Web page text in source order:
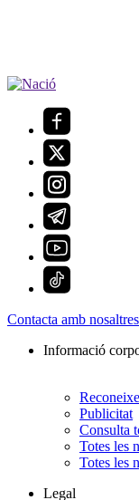
Contacta amb nosaltres
Informació
Publicitat
Consulta
Totes les
Totes les
Legal